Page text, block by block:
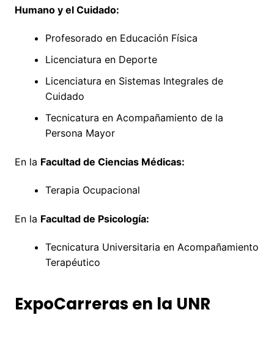
Humano y el Cuidado:
Profesorado en Educación Física
Licenciatura en Deporte
Licenciatura en Sistemas Integrales de
Cuidado
Tecnicatura en Acompañamiento de la
Persona Mayor
En la Facultad de Ciencias Médicas:
Terapia Ocupacional
En la Facultad de Psicología:
Tecnicatura Universitaria en Acompañamiento
Terapéutico
ExpoCarreras en la UNR